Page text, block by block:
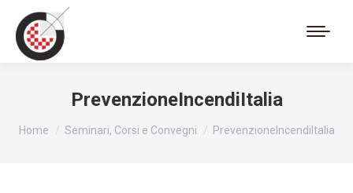
PrevenzioneIncendiItalia
Tu sei qui:
Home Seminari, Corsi e Convegni PrevenzioneIncendiItalia